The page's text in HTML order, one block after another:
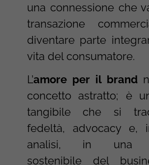
una connessione che
transazione
diventare parte
vita del consumatore.
L’amore per il brand
concetto astratto; è
tangibile che si
fedeltà, advocacy e,
analisi, in una
sostenibile del